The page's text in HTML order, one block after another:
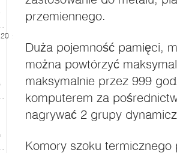
stopni).
przemiennego.
Duża pojemność pamięci,
można powtórzyć
maksymalnie przez 999
komputerem za
nagrywać 2 grupy
Komory szoku termicznego